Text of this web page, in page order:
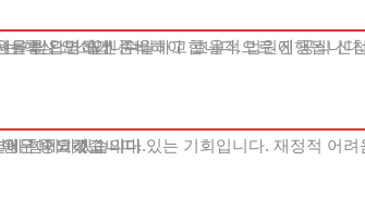
받으면 훨씬 수월하고 효율적으로 진행됩니다.
핵심 요소입니다.
함께하겠습니다.
군이 되겠습니다.